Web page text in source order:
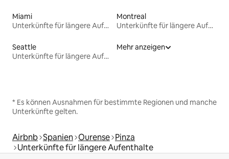
Miami
Unterkünfte für längere Aufenthalte
Montreal
Unterkünfte für längere Aufenthalte
Seattle
Unterkünfte für längere Aufenthalte
Mehr anzeigen
* Es können Ausnahmen für bestimmte Regionen und manche
Unterkünfte gelten.
Airbnb Spanien Ourense Pinza
Unterkünfte für längere Aufenthalte